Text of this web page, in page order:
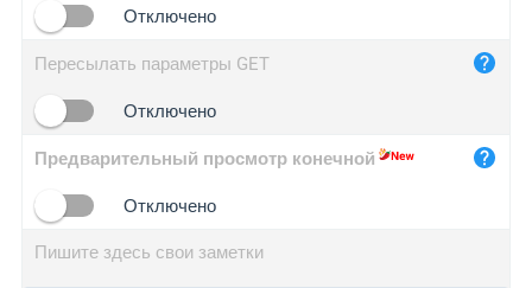
Отключено
Пересылать параметры GET
Отключено
Предварительный просмотр конечной
Отключено
Пишите здесь свои заметки